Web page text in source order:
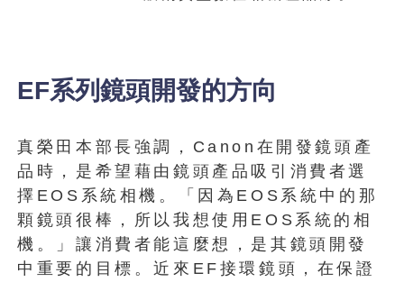
EF系列鏡頭開發的方向
真榮田本部長強調，Canon在開發鏡頭產
品時，是希望藉由鏡頭產品吸引消費者選
擇EOS系統相機。「因為EOS系統中的那
顆鏡頭很棒，所以我想使用EOS系統的相
機。」讓消費者能這麼想，是其鏡頭開發
中重要的目標。近來EF接環鏡頭，在保證